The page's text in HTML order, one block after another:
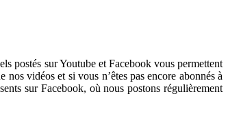
postés sur Youtube et Facebook vous permettent
vidéos et si vous n’êtes pas encore abonnés à
sur Facebook, où nous postons régulièrement